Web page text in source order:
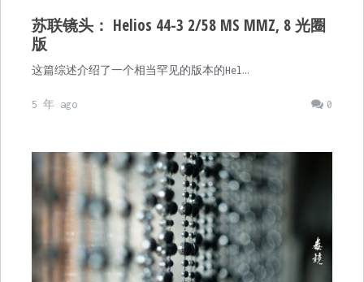
苏联镜头： Helios 44-3 2/58 MS MMZ, 8 光圈
版
这篇综述介绍了一个相当罕见的版本的Hel…
0
5 年 ago